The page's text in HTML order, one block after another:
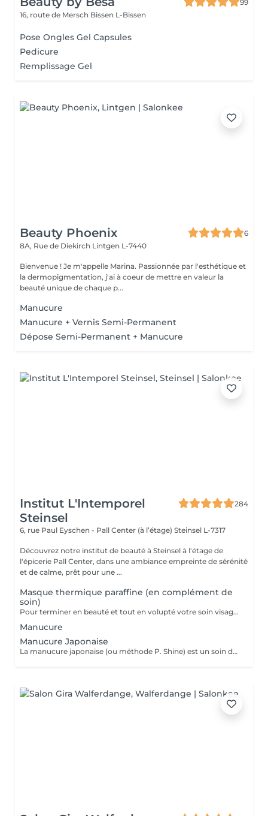
99
16, route de Mersch Bissen L-Bissen
Pose Ongles Gel Capsules
Pedicure
Remplissage Gel
Beauty Phoenix
6
8A, Rue de Diekirch Lintgen L-7440
Bienvenue ! Je m'appelle Marina. Passionnée par l'esthétique et
la dermopigmentation, j'ai à coeur de mettre en valeur la
beauté unique de chaque p...
Manucure
Manucure + Vernis Semi-Permanent
Dépose Semi-Permanent + Manucure
Institut L'Intemporel
Steinsel
284
6, rue Paul Eyschen - Pall Center (à l’étage) Steinsel L-7317
Découvrez notre institut de beauté à Steinsel à l'étage de
l'épicerie Pall Center, dans une ambiance empreinte de sérénité
et de calme, prêt pour une ...
Masque thermique paraffine (en complément de
soin)
Pour terminer en beauté et tout en volupté votre soin visage, nous vous proposons le 'double masque '. Cela consiste en une application d'un masque crème bourré d'actifs hydratants/régénérants/anti-âge ou anti-oxydants suivi d'un bain de paraffine tiède. Ceci permet la pénétration intégrale du masque crème grâce à la chaleur de la paraffine et une fin de soin en douceur grâce aux actifs de la paraffine adoucissants et calmants. Une véritable invitation à la détente.
Manucure
Manucure Japonaise
La manucure japonaise (ou méthode P. Shine) est un soin de beauté naturel et ancestral visant à renforcer, nourrir et faire briller les ongles sans vernis ni gel. En utilisant des produits naturels comme la cire d'abeille, des minéraux, et de la poudre de perle, elle rend les ongles sains, forts et brillants avec un effet miroir, idéal pour réparer les ongles abîmés (après gel ou semi-permanent, grossesse...). Convient aux ongles naturels fragiles, mous, cassants ou dédoublés, mais aussi simplement pour offrir une période de repos et de soin aux ongles.